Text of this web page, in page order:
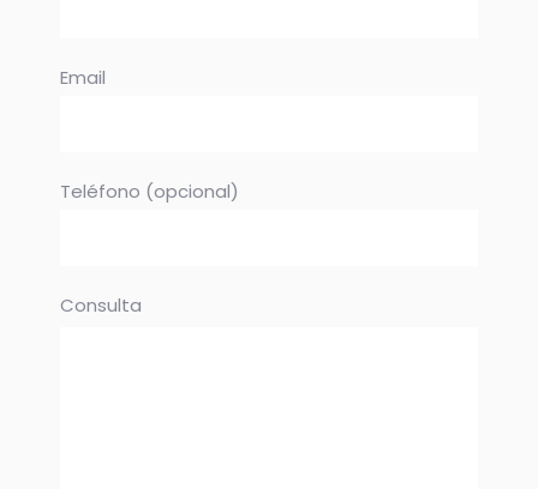
Email
Teléfono (opcional)
Consulta